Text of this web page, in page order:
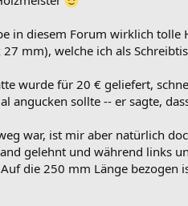
o
r
e
in diesem Forum wirklich
27 mm), welche ich als
wurde für 20 € geliefert,
angucken sollte -- er sagte,
war, ist mir aber natürlich
gelehnt und während links
die 250 mm Länge bezogen